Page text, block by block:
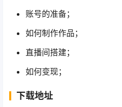
账号的准备；
如何制作作品；
直播间搭建；
如何变现；
下载地址